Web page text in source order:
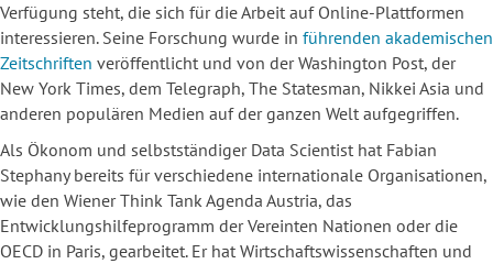
Verfügung steht, die sich für die Arbeit auf Online-Plattformen
interessieren. Seine Forschung wurde in führenden akademischen
Zeitschriften veröffentlicht und von der Washington Post, der
New York Times, dem Telegraph, The Statesman, Nikkei Asia und
anderen populären Medien auf der ganzen Welt aufgegriffen.
Als Ökonom und selbstständiger Data Scientist hat Fabian
Stephany bereits für verschiedene internationale Organisationen,
wie den Wiener Think Tank Agenda Austria, das
Entwicklungshilfeprogramm der Vereinten Nationen oder die
OECD in Paris, gearbeitet. Er hat Wirtschaftswissenschaften und